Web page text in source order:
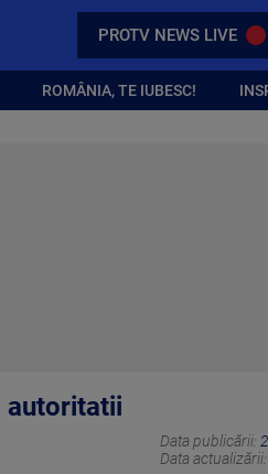
PROTV NEWS LIVE
ROMÂNIA, TE IUBESC!
autoritatii
Data publicării:
Data actualizării: